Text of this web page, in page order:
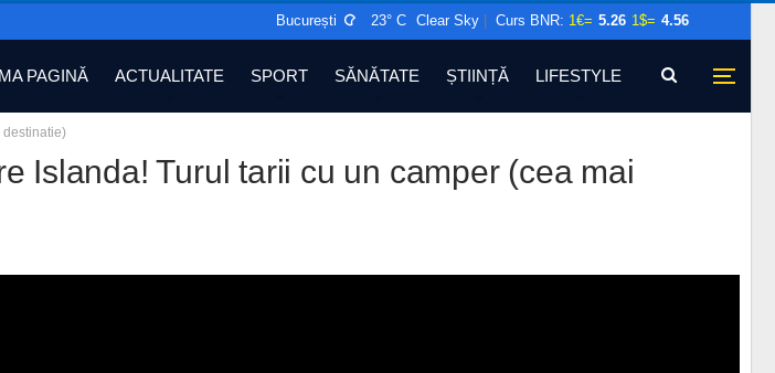
București 23° C Clear Sky Curs BNR: 1€= 5.26 1$= 4.56
PAGINĂ ACTUALITATE SPORT SĂNĂTATE ȘTIINȚĂ LIFESTYLE
Islanda! Turul tarii cu un camper (cea mai